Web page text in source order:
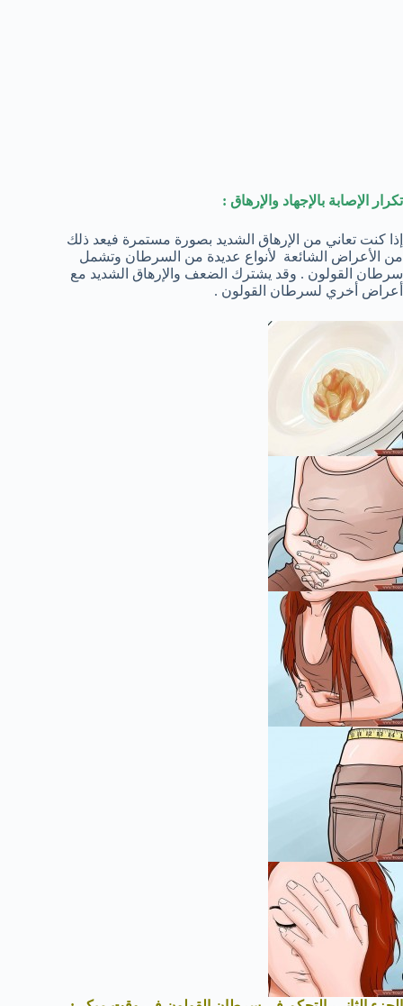
تكرار الإصابة بالإجهاد والإرهاق :
إذا كنت تعاني من الإرهاق الشديد بصورة مستمرة فيعد ذلك
من الأعراض الشائعة لأنواع عديدة من السرطان وتشمل
سرطان القولون . وقد يشترك الضعف والإرهاق الشديد مع
أعراض أخري لسرطان القولون .